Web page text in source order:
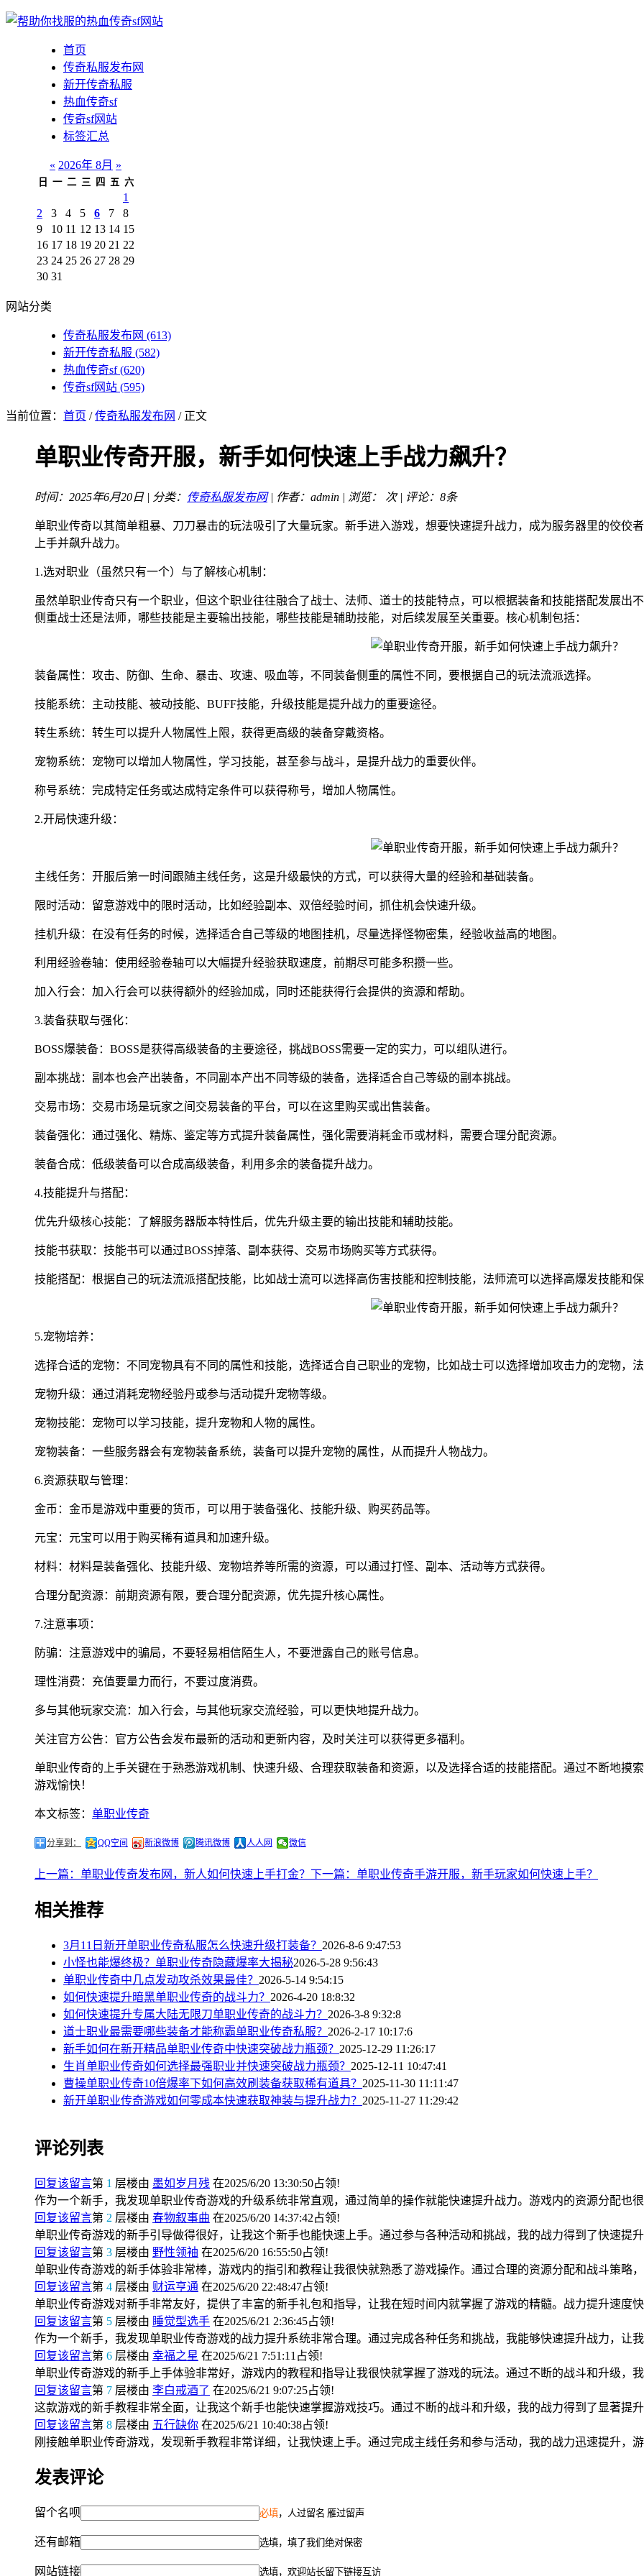
首页
传奇私服发布网
新开传奇私服
热血传奇sf
传奇sf网站
标签汇总
« 2026年 8月 »
日 一 二 三 四 五 六
1
2
3 4 5 6 7
8
9
10 11 12 13 14 15
16 17 18 19 20 21 22
23 24 25 26 27 28 29
30 31
网站分类
传奇私服发布网 (613)
新开传奇私服 (582)
热血传奇sf(620)
传奇sf网站 (595)
当前位置： 首页 /传奇私服发布网 / 正文
单职业传奇开服，新手如何快速上手战力飙升？
时间：2025年6月20日 | 分类： 传奇私服发布网| 作者：admin | 浏览： 次 | 评论：8条
单职业传奇以其简单粗暴、刀刀暴击的玩法吸引了大量玩家。新手进入游戏，想要快速提升战力，成为服务器里的佼佼
上手并飙升战力。
1.选对职业（虽然只有一个）与了解核心机制：
虽然单职业传奇只有一个职业，但这个职业往往融合了战士、法师、道士的技能特点，可以根据装备和技能搭配发展出
侧重战士还是法师，哪些技能是主要输出技能，哪些技能是辅助技能，对后续发展至关重要。核心机制包括：
装备属性：攻击、防御、生命、暴击、攻速、吸血等，不同装备侧重的属性不同，要根据自己的玩法流派选择。
技能系统：主动技能、被动技能、BUFF技能，升级技能是提升战力的重要途径。
转生系统：转生可以提升人物属性上限，获得更高级的装备穿戴资格。
宠物系统：宠物可以增加人物属性，学习技能，甚至参与战斗，是提升战力的重要伙伴。
称号系统：完成特定任务或达成特定条件可以获得称号，增加人物属性。
2.开局快速升级：
主线任务：开服后第一时间跟随主线任务，这是升级最快的方式，可以获得大量的经验和基础装备。
限时活动：留意游戏中的限时活动，比如经验副本、双倍经验时间，抓住机会快速升级。
挂机升级：在没有任务的时候，选择适合自己等级的地图挂机，尽量选择怪物密集，经验收益高的地图。
利用经验卷轴：使用经验卷轴可以大幅提升经验获取速度，前期尽可能多积攒一些。
加入行会：加入行会可以获得额外的经验加成，同时还能获得行会提供的资源和帮助。
3.装备获取与强化：
BOSS爆装备：BOSS是获得高级装备的主要途径，挑战BOSS需要一定的实力，可以组队进行。
副本挑战：副本也会产出装备，不同副本产出不同等级的装备，选择适合自己等级的副本挑战。
交易市场：交易市场是玩家之间交易装备的平台，可以在这里购买或出售装备。
装备强化：通过强化、精炼、鉴定等方式提升装备属性，强化需要消耗金币或材料，需要合理分配资源。
装备合成：低级装备可以合成高级装备，利用多余的装备提升战力。
4.技能提升与搭配：
优先升级核心技能：了解服务器版本特性后，优先升级主要的输出技能和辅助技能。
技能书获取：技能书可以通过BOSS掉落、副本获得、交易市场购买等方式获得。
技能搭配：根据自己的玩法流派搭配技能，比如战士流可以选择高伤害技能和控制技能，法师流可以选择高爆发技能和
5.宠物培养：
选择合适的宠物：不同宠物具有不同的属性和技能，选择适合自己职业的宠物，比如战士可以选择增加攻击力的宠物，
宠物升级：通过消耗宠物经验丹或参与活动提升宠物等级。
宠物技能：宠物可以学习技能，提升宠物和人物的属性。
宠物装备：一些服务器会有宠物装备系统，装备可以提升宠物的属性，从而提升人物战力。
6.资源获取与管理：
金币：金币是游戏中重要的货币，可以用于装备强化、技能升级、购买药品等。
元宝：元宝可以用于购买稀有道具和加速升级。
材料：材料是装备强化、技能升级、宠物培养等所需的资源，可以通过打怪、副本、活动等方式获得。
合理分配资源：前期资源有限，要合理分配资源，优先提升核心属性。
7.注意事项：
防骗：注意游戏中的骗局，不要轻易相信陌生人，不要泄露自己的账号信息。
理性消费：充值要量力而行，不要过度消费。
多与其他玩家交流：加入行会，与其他玩家交流经验，可以更快地提升战力。
关注官方公告：官方公告会发布最新的活动和更新内容，及时关注可以获得更多福利。
单职业传奇的上手关键在于熟悉游戏机制、快速升级、合理获取装备和资源，以及选择合适的技能搭配。通过不断地摸
游戏愉快！
本文标签： 单职业传奇
分享到： QQ空间 新浪微博 腾讯微博 人人网 微信
上一篇：单职业传奇发布网，新人如何快速上手打金？ 下一篇：单职业传奇手游开服，新手玩家如何快速上手？
相关推荐
3月11日新开单职业传奇私服怎么快速升级打装备？ 2026-8-6 9:47:53
小怪也能爆终极？单职业传奇隐藏爆率大揭秘2026-5-28 9:56:43
单职业传奇中几点发动攻杀效果最佳？ 2026-5-14 9:54:15
如何快速提升暗黑单职业传奇的战斗力？ 2026-4-20 18:8:32
如何快速提升专属大陆无限刀单职业传奇的战斗力？ 2026-3-8 9:32:8
道士职业最需要哪些装备才能称霸单职业传奇私服？ 2026-2-17 10:17:6
新手如何在新开精品单职业传奇中快速突破战力瓶颈？ 2025-12-29 11:26:17
生肖单职业传奇如何选择最强职业并快速突破战力瓶颈？ 2025-12-11 10:47:41
曹操单职业传奇10倍爆率下如何高效刷装备获取稀有道具？ 2025-11-30 11:11:47
新开单职业传奇游戏如何零成本快速获取神装与提升战力？ 2025-11-27 11:29:42
评论列表
回复该留言第 1 层楼由 墨如岁月残 在2025/6/20 13:30:50占领!
作为一个新手，我发现单职业传奇游戏的升级系统非常直观，通过简单的操作就能快速提升战力。游戏内的资源分配也
回复该留言第 2 层楼由 春物叙事曲 在2025/6/20 14:37:42占领!
单职业传奇游戏的新手引导做得很好，让我这个新手也能快速上手。通过参与各种活动和挑战，我的战力得到了快速提
回复该留言第 3 层楼由 野性领袖 在2025/6/20 16:55:50占领!
单职业传奇游戏的新手体验非常棒，游戏内的指引和教程让我很快就熟悉了游戏操作。通过合理的资源分配和战斗策略
回复该留言第 4 层楼由 财运亨通 在2025/6/20 22:48:47占领!
单职业传奇游戏对新手非常友好，提供了丰富的新手礼包和指导，让我在短时间内就掌握了游戏的精髓。战力提升速度
回复该留言第 5 层楼由 睡觉型选手 在2025/6/21 2:36:45占领!
作为一个新手，我发现单职业传奇游戏的战力提升系统非常合理。通过完成各种任务和挑战，我能够快速提升战力，让
回复该留言第 6 层楼由 幸福之星 在2025/6/21 7:51:11占领!
单职业传奇游戏的新手上手体验非常好，游戏内的教程和指导让我很快就掌握了游戏的玩法。通过不断的战斗和升级，
回复该留言第 7 层楼由 李白戒酒了 在2025/6/21 9:07:25占领!
这款游戏的新手教程非常全面，让我这个新手也能快速掌握游戏技巧。通过不断的战斗和升级，我的战力得到了显著提
回复该留言第 8 层楼由 五行缺你 在2025/6/21 10:40:38占领!
刚接触单职业传奇游戏，发现新手教程非常详细，让我快速上手。通过完成主线任务和参与活动，我的战力迅速提升，
发表评论
留个名呗 必填，人过留名 雁过留声
还有邮箱 选填，填了我们绝对保密
网站链接 选填，欢迎站长留下链接互访